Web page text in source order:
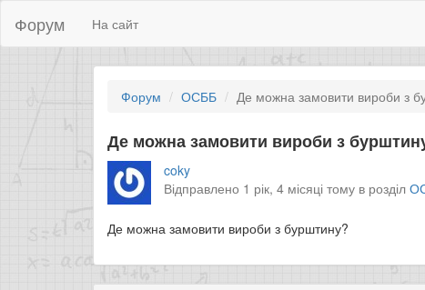
Форум На сайт
Форум ОСББ Де можна замовити вироби з
Де можна замовити вироби з
coky
Відправлено 1 рік, 4 місяці тому в розділ
Де можна замовити вироби з бурштину?